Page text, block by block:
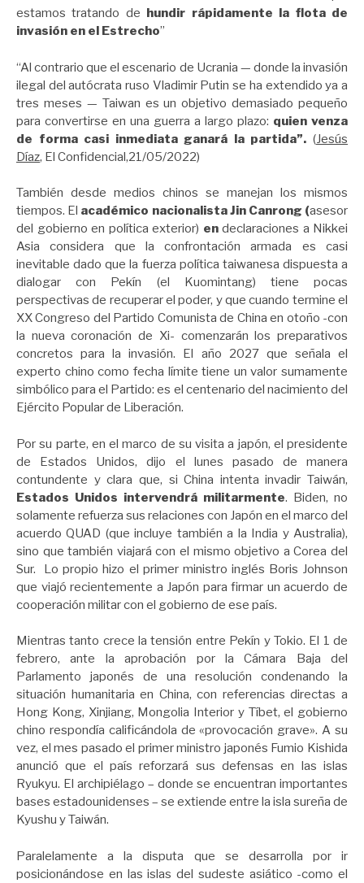
estamos tratando de hundir rápidamente la flota de
invasión en el Estrecho”
“Al contrario que el escenario de Ucrania — donde la invasión
ilegal del autócrata ruso Vladimir Putin se ha extendido ya a
tres meses — Taiwan es un objetivo demasiado pequeño
para convertirse en una guerra a largo plazo: quien venza
de forma casi inmediata ganará la partida”. (Jesús
Díaz, El Confidencial,21/05/2022)
También desde medios chinos se manejan los mismos
tiempos. El académico nacionalista Jin Canrong (asesor
del gobierno en política exterior) endeclaraciones a Nikkei
Asia considera que la confrontación armada es casi
inevitable dado que la fuerza política taiwanesa dispuesta a
dialogar con Pekín (el Kuomintang) tiene pocas
perspectivas de recuperar el poder, y que cuando termine el
XX Congreso del Partido Comunista de China en otoño -con
la nueva coronación de Xi- comenzarán los preparativos
concretos para la invasión. El año 2027 que señala el
experto chino como fecha límite tiene un valor sumamente
simbólico para el Partido: es el centenario del nacimiento del
Ejército Popular de Liberación.
Por su parte, en el marco de su visita a japón, el presidente
de Estados Unidos, dijo el lunes pasado de manera
contundente y clara que, si China intenta invadir Taiwán,
Estados Unidos intervendrá militarmente. Biden, no
solamente refuerza sus relaciones con Japón en el marco del
acuerdo QUAD (que incluye también a la India y Australia),
sino que también viajará con el mismo objetivo a Corea del
Sur. Lo propio hizo el primer ministro inglés Boris Johnson
que viajó recientemente a Japón para firmar un acuerdo de
cooperación militar con el gobierno de ese país.
Mientras tanto crece la tensión entre Pekín y Tokio. El 1 de
febrero, ante la aprobación por la Cámara Baja del
Parlamento japonés de una resolución condenando la
situación humanitaria en China, con referencias directas a
Hong Kong, Xinjiang, Mongolia Interior y Tíbet, el gobierno
chino respondía calificándola de «provocación grave». A su
vez, el mes pasado el primer ministro japonés Fumio Kishida
anunció que el país reforzará sus defensas en las islas
Ryukyu. El archipiélago – donde se encuentran importantes
bases estadounidenses – se extiende entre la isla sureña de
Kyushu y Taiwán.
Paralelamente a la disputa que se desarrolla por ir
posicionándose en las islas del sudeste asiático -como el